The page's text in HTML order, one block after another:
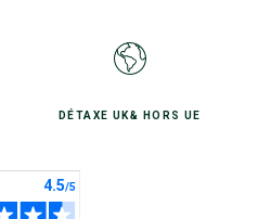
DÉTAXE UK& HORS UE